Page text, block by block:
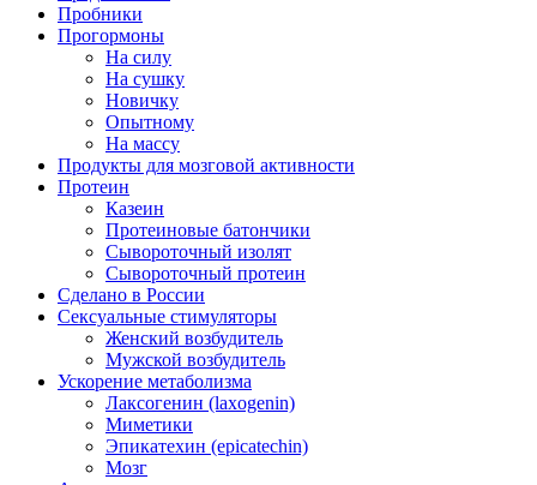
Пробники
Прогормоны
На силу
На сушку
Новичку
Опытному
На массу
Продукты для мозговой активности
Протеин
Казеин
Протеиновые батончики
Сывороточный изолят
Сывороточный протеин
Сделано в России
Сексуальные стимуляторы
Женский возбудитель
Мужской возбудитель
Ускорение метаболизма
Лаксогенин (laxogenin)
Миметики
Эпикатехин (epicatechin)
Мозг